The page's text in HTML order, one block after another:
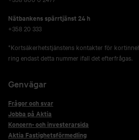
Nätbankens spärrtjänst 24 h
+358 20 333
*Kortsäkerhetstjänstens kontakter för
ring endast detta nummer ifall det efterfrågas.
Genvägar
Frågor och svar
Jobba på Aktia
Koncern- och investerarsida
Aktia Fastighetsförmedling